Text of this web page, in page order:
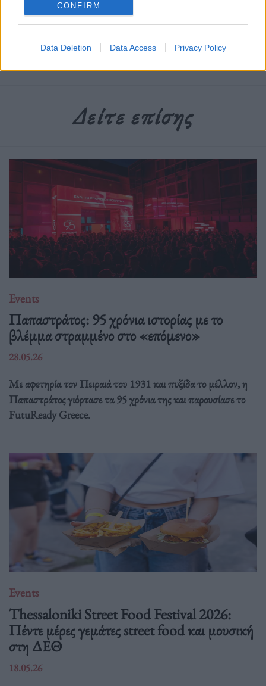
CONFIRM
Data Deletion Data Access Privacy Policy
Δείτε επίσης
Events
Παπαστράτος: 95 χρόνια ιστορίας με το
βλέμμα στραμμένο στο «επόμενο»
28.05.26
Με αφετηρία τον Πειραιά του 1931 και πυξίδα το μέλλον, η
Παπαστράτος γιόρτασε τα 95 χρόνια της και παρουσίασε το
FutuReady Greece.
Events
Thessaloniki Street Food Festival 2026:
Πέντε μέρες γεμάτες street food και μουσική
στη ΔΕΘ
18.05.26